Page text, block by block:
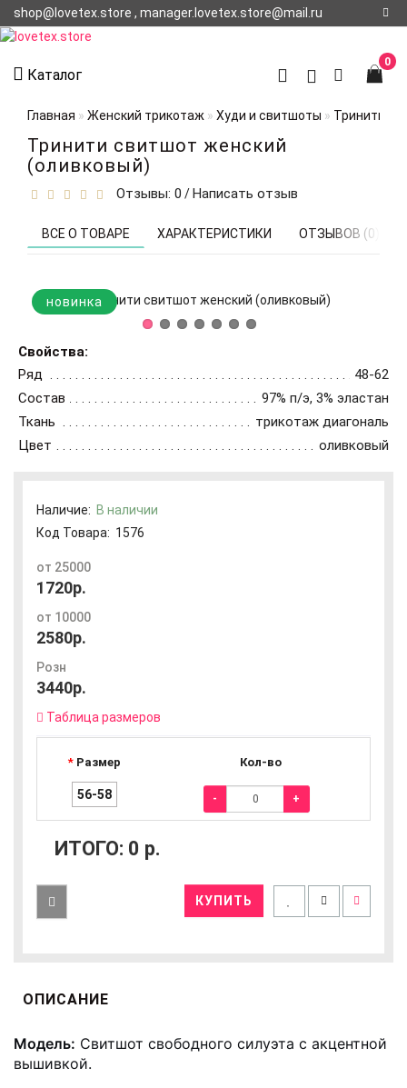
shop@lovetex.store , manager.lovetex.store@mail.ru
Каталог
0
Главная Женский трикотаж Худи и свитшоты Тринити
Тринити свитшот женский
(оливковый)
Отзывы: 0 /Написать отзыв
ВСЕ О ТОВАРЕ ХАРАКТЕРИСТИКИ ОТЗЫВОВ (0)
новинка
Свойства:
Ряд
48-62
Состав
97% п/э, 3% эластан
Ткань
трикотаж диагональ
Цвет
оливковый
Наличие: В наличии
Код Товара: 1576
от 25000
1720р.
от 10000
2580р.
Розн
3440р.
Таблица размеров
Размер Кол-во
56-58 - +
ИТОГО: 0 р.
КУПИТЬ
ОПИСАНИЕ
Модель: Свитшот свободного силуэта с акцентной
вышивкой.